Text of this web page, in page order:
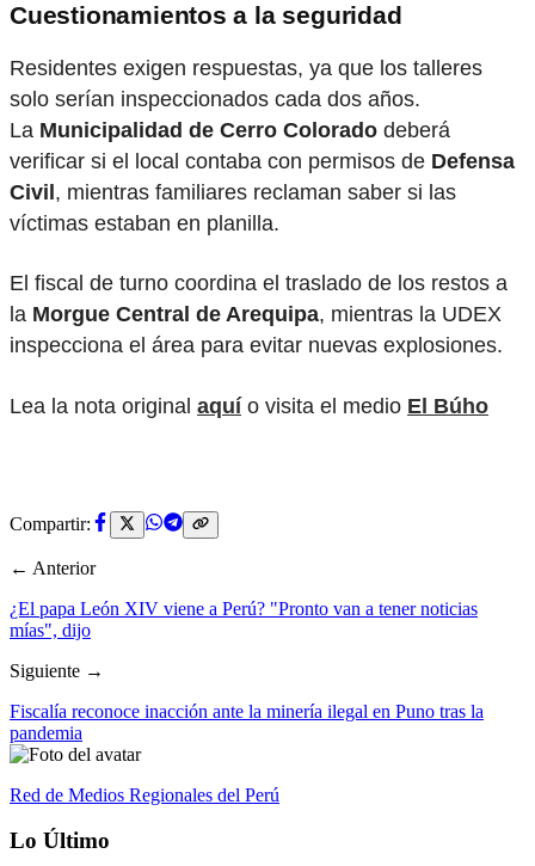
Cuestionamientos a la seguridad
Residentes exigen respuestas, ya que los talleres
solo serían inspeccionados cada dos años.
La Municipalidad de Cerro Colorado deberá
verificar si el local contaba con permisos de Defensa
Civil, mientras familiares reclaman saber si las
víctimas estaban en planilla.
El fiscal de turno coordina el traslado de los restos a
la Morgue Central de Arequipa, mientras la UDEX
inspecciona el área para evitar nuevas explosiones.
Lea la nota original aquí o visita el medio El Búho
Compartir:
← Anterior
¿El papa León XIV viene a Perú? "Pronto van a tener noticias
mías", dijo
Siguiente →
Fiscalía reconoce inacción ante la minería ilegal en Puno tras la
pandemia
Red de Medios Regionales del Perú
Lo Último